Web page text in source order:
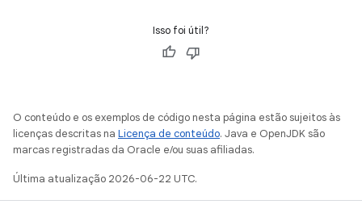
Isso foi útil?
O conteúdo e os exemplos de código nesta página estão sujeitos às
licenças descritas na Licença de conteúdo. Java e OpenJDK são
marcas registradas da Oracle e/ou suas afiliadas.
Última atualização 2026-06-22 UTC.